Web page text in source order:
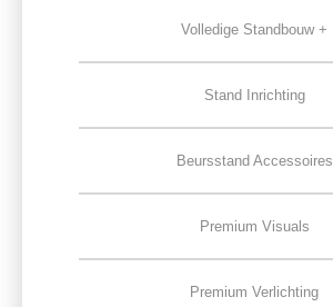
Volledige Standbouw +
Stand Inrichting
Beursstand Accessoires
Premium Visuals
Premium Verlichting